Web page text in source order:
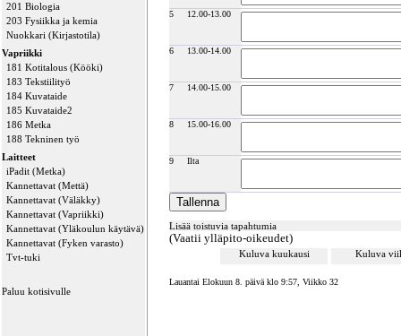
201 Biologia
203 Fysiikka ja kemia
Nuokkari (Kirjastotila)
Vapriikki
181 Kotitalous (Kööki)
183 Tekstiilityö
184 Kuvataide
185 Kuvataide2
186 Metka
188 Tekninen työ
Laitteet
iPadit (Metka)
Kannettavat (Mettä)
Kannettavat (Väläkky)
Kannettavat (Vapriikki)
Kannettavat (Yläkoulun käytävä)
Kannettavat (Fyken varasto)
Tvt-tuki
Paluu kotisivulle
5 12.00-13.00
6 13.00-14.00
7 14.00-15.00
8 15.00-16.00
9 Ilta
Lisää toistuvia tapahtumia
(Vaatii ylläpito-oikeudet)
Kuluva kuukausi Kuluva
Lauantai Elokuun 8. päivä klo 9:57, Viikko 32